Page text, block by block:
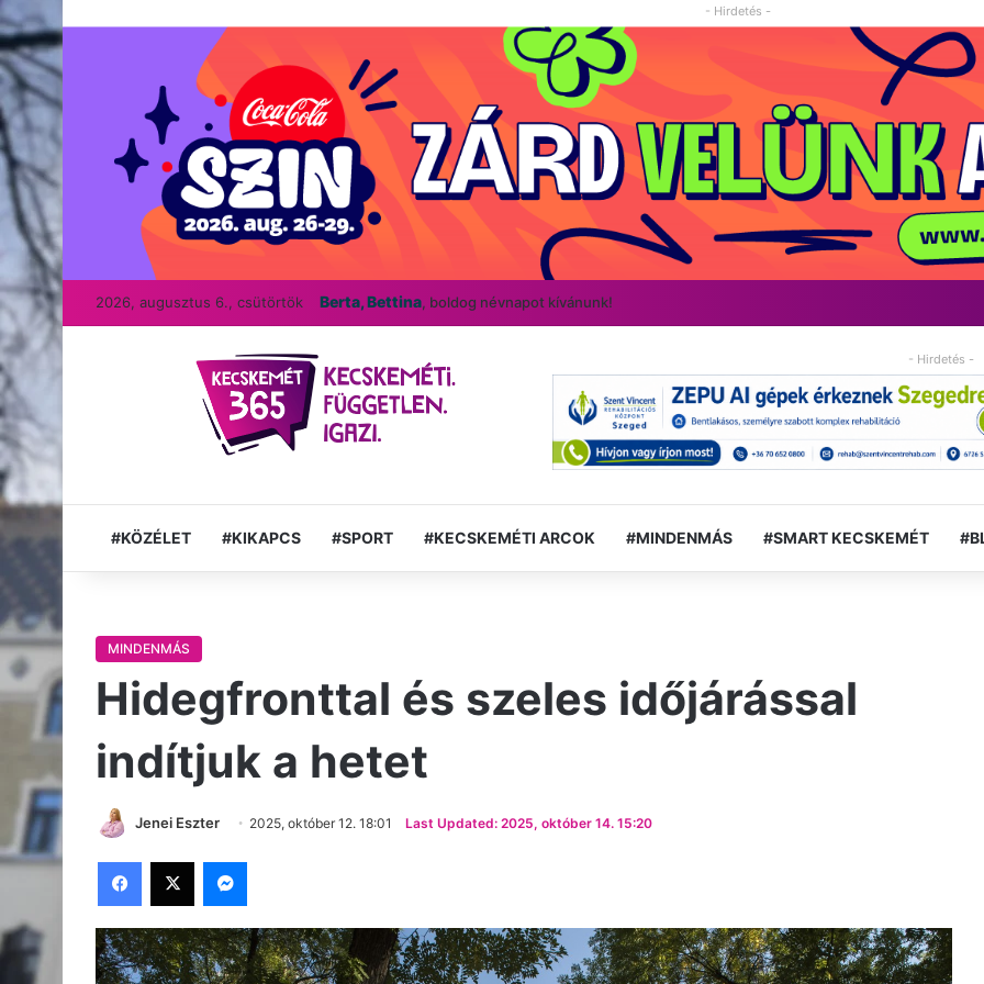
- Hirdetés -
2026, augusztus 6., csütörtök Berta, Bettina, boldog névnapot kívánunk!
- Hirdetés -
#KÖZÉLET #KIKAPCS #SPORT #KECSKEMÉTI ARCOK #MINDENMÁS #SMART KECSKEMÉT
MINDENMÁS
Hidegfronttal és szeles időjárással
indítjuk a hetet
Jenei Eszter 2025, október 12. 18:01 Last Updated: 2025, október 14. 15:20
Facebook
X Messenger